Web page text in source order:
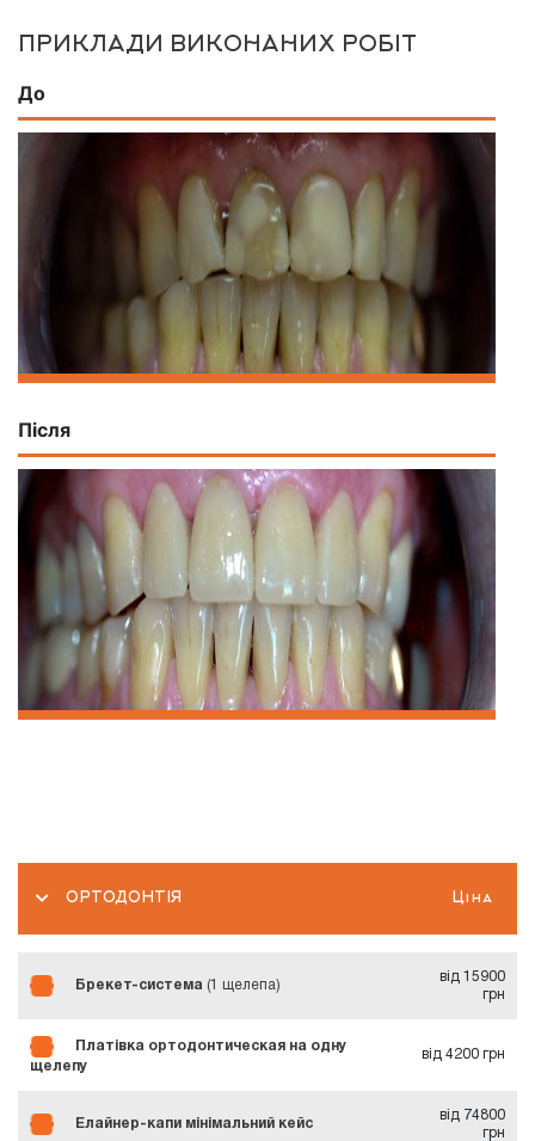
ПРИКЛАДИ ВИКОНАНИХ РОБІТ
До
Після
ОРТОДОНТІЯ Ціна
Брекет-система (1 щелепа)
від 15900
грн
Платівка ортодонтическая на одну
щелепу
від 4200 грн
Елайнер-капи мінімальний кейс
від 74800
грн